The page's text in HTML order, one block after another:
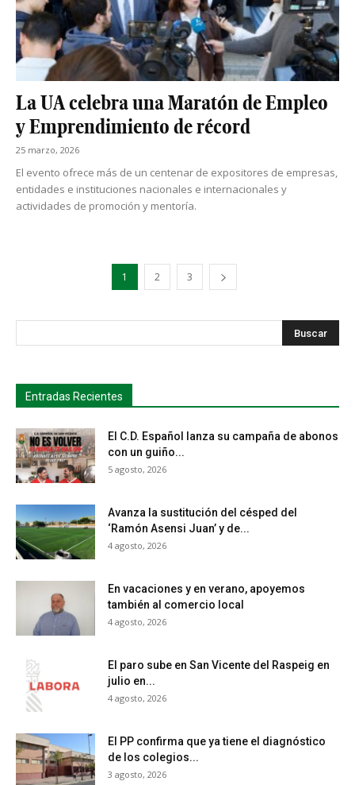
La UA celebra una Maratón de Empleo
y Emprendimiento de récord
25 marzo, 2026
El evento ofrece más de un centenar de expositores de empresas,
entidades e instituciones nacionales e internacionales y
actividades de promoción y mentoría.
1 2 3
Entradas Recientes
El C.D. Español lanza su campaña de abonos
con un guiño...
5 agosto, 2026
Avanza la sustitución del césped del
‘Ramón Asensi Juan’ y de...
4 agosto, 2026
En vacaciones y en verano, apoyemos
también al comercio local
4 agosto, 2026
El paro sube en San Vicente del Raspeig en
julio en...
4 agosto, 2026
El PP confirma que ya tiene el diagnóstico
de los colegios...
3 agosto, 2026